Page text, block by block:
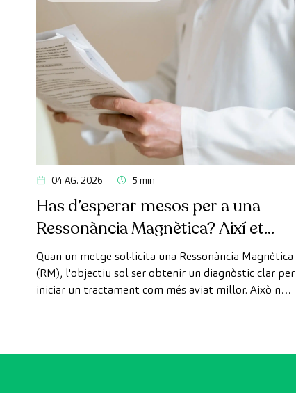
04 AG. 2026 5 min
Has d’esperar mesos per a una
Ressonància Magnètica? Així et
pots fer la prova de manera ràpida
com a pacient privat
Quan un metge sol·licita una Ressonància Magnètica
(RM), l'objectiu sol ser obtenir un diagnòstic clar per
iniciar un tractament com més aviat millor. Això no